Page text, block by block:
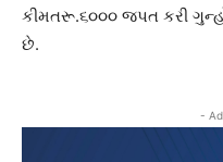
કીમતરૂ.૬૦૦૦ જપત કરી ગુન્હો
છે.
-